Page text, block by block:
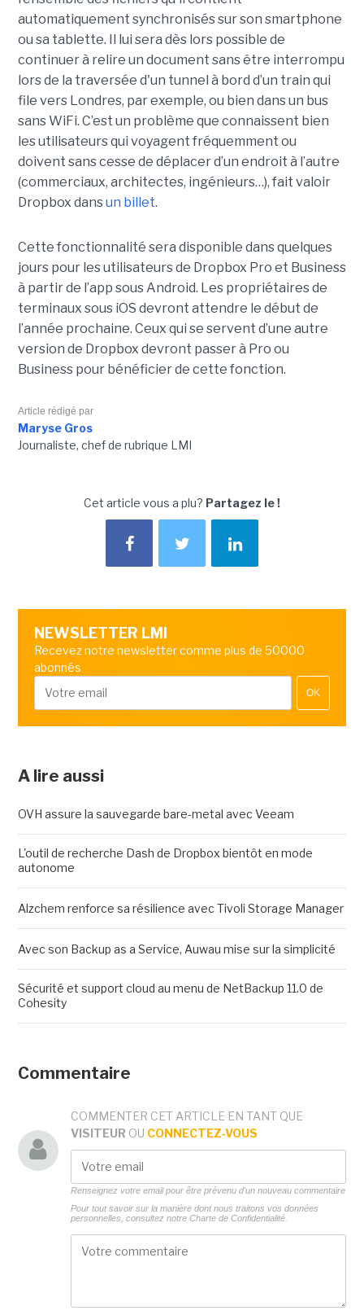
automatiquement synchronisés sur son smartphone
ou sa tablette. Il lui sera dès lors possible de
continuer à relire un document sans être interrompu
lors de la traversée d'un tunnel à bord d’un train qui
file vers Londres, par exemple, ou bien dans un bus
sans WiFi. C’est un problème que connaissent bien
les utilisateurs qui voyagent fréquemment ou
doivent sans cesse de déplacer d’un endroit à l’autre
(commerciaux, architectes, ingénieurs…), fait valoir
Dropbox dansun billet.
Cette fonctionnalité sera disponible dans quelques
jours pour les utilisateurs de Dropbox Pro et Business
à partir de l’app sous Android. Les propriétaires de
terminaux sous iOS devront attendre le début de
l’année prochaine. Ceux qui se servent d’une autre
version de Dropbox devront passer à Pro ou
Business pour bénéficier de cette fonction.
Article rédigé par
Maryse Gros
Journaliste, chef de rubrique LMI
Cet article vous a plu? Partagez le !
NEWSLETTER LMI
Recevez notre newsletter comme plus de 50000
abonnés
OK
A lire aussi
OVH assure la sauvegarde bare-metal avec Veeam
L'outil de recherche Dash de Dropbox bientôt en mode
autonome
Alzchem renforce sa résilience avec Tivoli Storage Manager
Avec son Backup as a Service, Auwau mise sur la simplicité
Sécurité et support cloud au menu de NetBackup 11.0 de
Cohesity
Commentaire
COMMENTER CET ARTICLE EN TANT QUE
VISITEUR OU CONNECTEZ-VOUS
Renseignez votre email pour être prévenu d'un nouveau commentaire
Pour tout savoir sur la manière dont nous traitons vos données
personnelles, consultez notre Charte de Confidentialité.